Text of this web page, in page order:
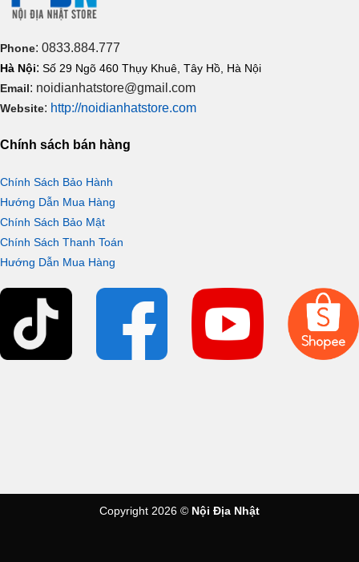
Phone: 0833.884.777
Hà Nội: Số 29 Ngõ 460 Thụy Khuê, Tây Hồ, Hà Nội
Email: noidianhatstore@gmail.com
Website: http://noidianhatstore.com
Chính sách bán hàng
Chính Sách Bảo Hành
Hướng Dẫn Mua Hàng
Chính Sách Bảo Mật
Chính Sách Thanh Toán
Hướng Dẫn Mua Hàng
Copyright 2026 © Nội Địa Nhật